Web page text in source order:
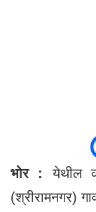
भोर :येथील
(श्रीरामनगर)